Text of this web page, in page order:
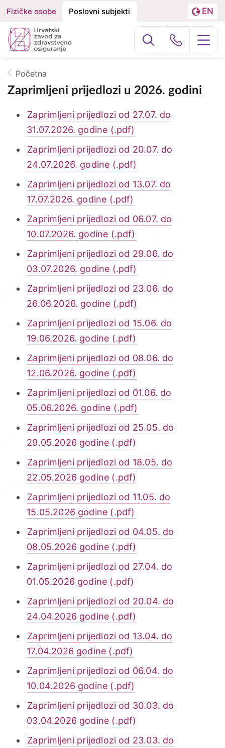
na
Fizičke
osobe
i
Poslovne
subjekte
Fizičke osobe Poslovni subjekti EN
Breadcrumb
Početna
Zaprimljeni prijedlozi u 2026. godini
Zaprimljeni prijedlozi od 27.07. do
31.07.2026. godine (.pdf)
Zaprimljeni prijedlozi od 20.07. do
24.07.2026. godine (.pdf)
Zaprimljeni prijedlozi od 13.07. do
17.07.2026. godine (.pdf)
Zaprimljeni prijedlozi od 06.07. do
10.07.2026. godine (.pdf)
Zaprimljeni prijedlozi od 29.06. do
03.07.2026. godine (.pdf)
Zaprimljeni prijedlozi od 23.06. do
26.06.2026. godine (.pdf)
Zaprimljeni prijedlozi od 15.06. do
19.06.2026. godine (.pdf)
Zaprimljeni prijedlozi od 08.06. do
12.06.2026. godine (.pdf)
Zaprimljeni prijedlozi od 01.06. do
05.06.2026. godine (.pdf)
Zaprimljeni prijedlozi od 25.05. do
29.05.2026 godine (.pdf)
Zaprimljeni prijedlozi od 18.05. do
22.05.2026 godine (.pdf)
Zaprimljeni prijedlozi od 11.05. do
15.05.2026 godine (.pdf)
Zaprimljeni prijedlozi od 04.05. do
08.05.2026 godine (.pdf)
Zaprimljeni prijedlozi od 27.04. do
01.05.2026 godine (.pdf)
Zaprimljeni prijedlozi od 20.04. do
24.04.2026 godine (.pdf)
Zaprimljeni prijedlozi od 13.04. do
17.04.2026 godine (.pdf)
Zaprimljeni prijedlozi od 06.04. do
10.04.2026 godine (.pdf)
Zaprimljeni prijedlozi od 30.03. do
03.04.2026 godine (.pdf)
Zaprimljeni prijedlozi od 23.03. do
Izbornik
Poslovni
Zdravstvena zaštita
Zdravstvena zaštita u inozemstvu
e-Zdravstveno
Projekti